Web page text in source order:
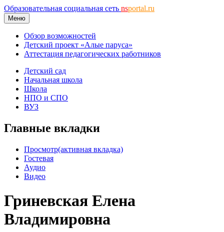
Образовательная социальная сеть nsportal.ru
Меню
Обзор возможностей
Детский проект «Алые паруса»
Аттестация педагогических работников
Детский сад
Начальная школа
Школа
НПО и СПО
ВУЗ
Главные вкладки
Просмотр(активная вкладка)
Гостевая
Аудио
Видео
Гриневская Елена
Владимировна